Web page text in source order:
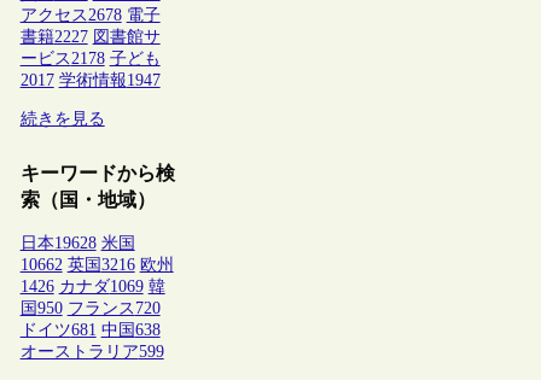
アクセス 2678 電子
書籍2227 図書館サ
ービス 2178 子ども
2017 学術情報1947
続きを見る
キーワードから検
索（国・地域）
日本19628 米国
10662 英国 3216 欧州
1426 カナダ1069 韓
国 950 フランス 720
ドイツ681 中国 638
オーストラリア599